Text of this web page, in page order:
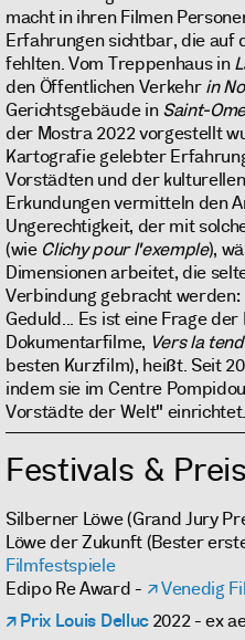
macht in ihren Filmen
Erfahrungen sichtbar, die auf
fehlten. Vom Treppenhaus in
den Öffentlichen Verkehrin
Gerichtsgebäude inSaint-
der Mostra 2022 vorgestellt
Kartografie gelebter
Vorstädten und der
Erkundungen vermitteln den
Ungerechtigkeit, der mit
(wie Clichy pour l'exemple),
Dimensionen arbeitet, die
Verbindung gebracht werden:
Geduld... Es ist eine Frage
Dokumentarfilme, Vers la
besten Kurzfilm), heißt. Seit
indem sie im Centre
Vorstädte der Welt"
Festivals &
Silberner Löwe (Grand Jury
Löwe der Zukunft (Bester
Filmfestspiele
Edipo Re Award -
Venedig
Prix Louis Delluc2022 - ex